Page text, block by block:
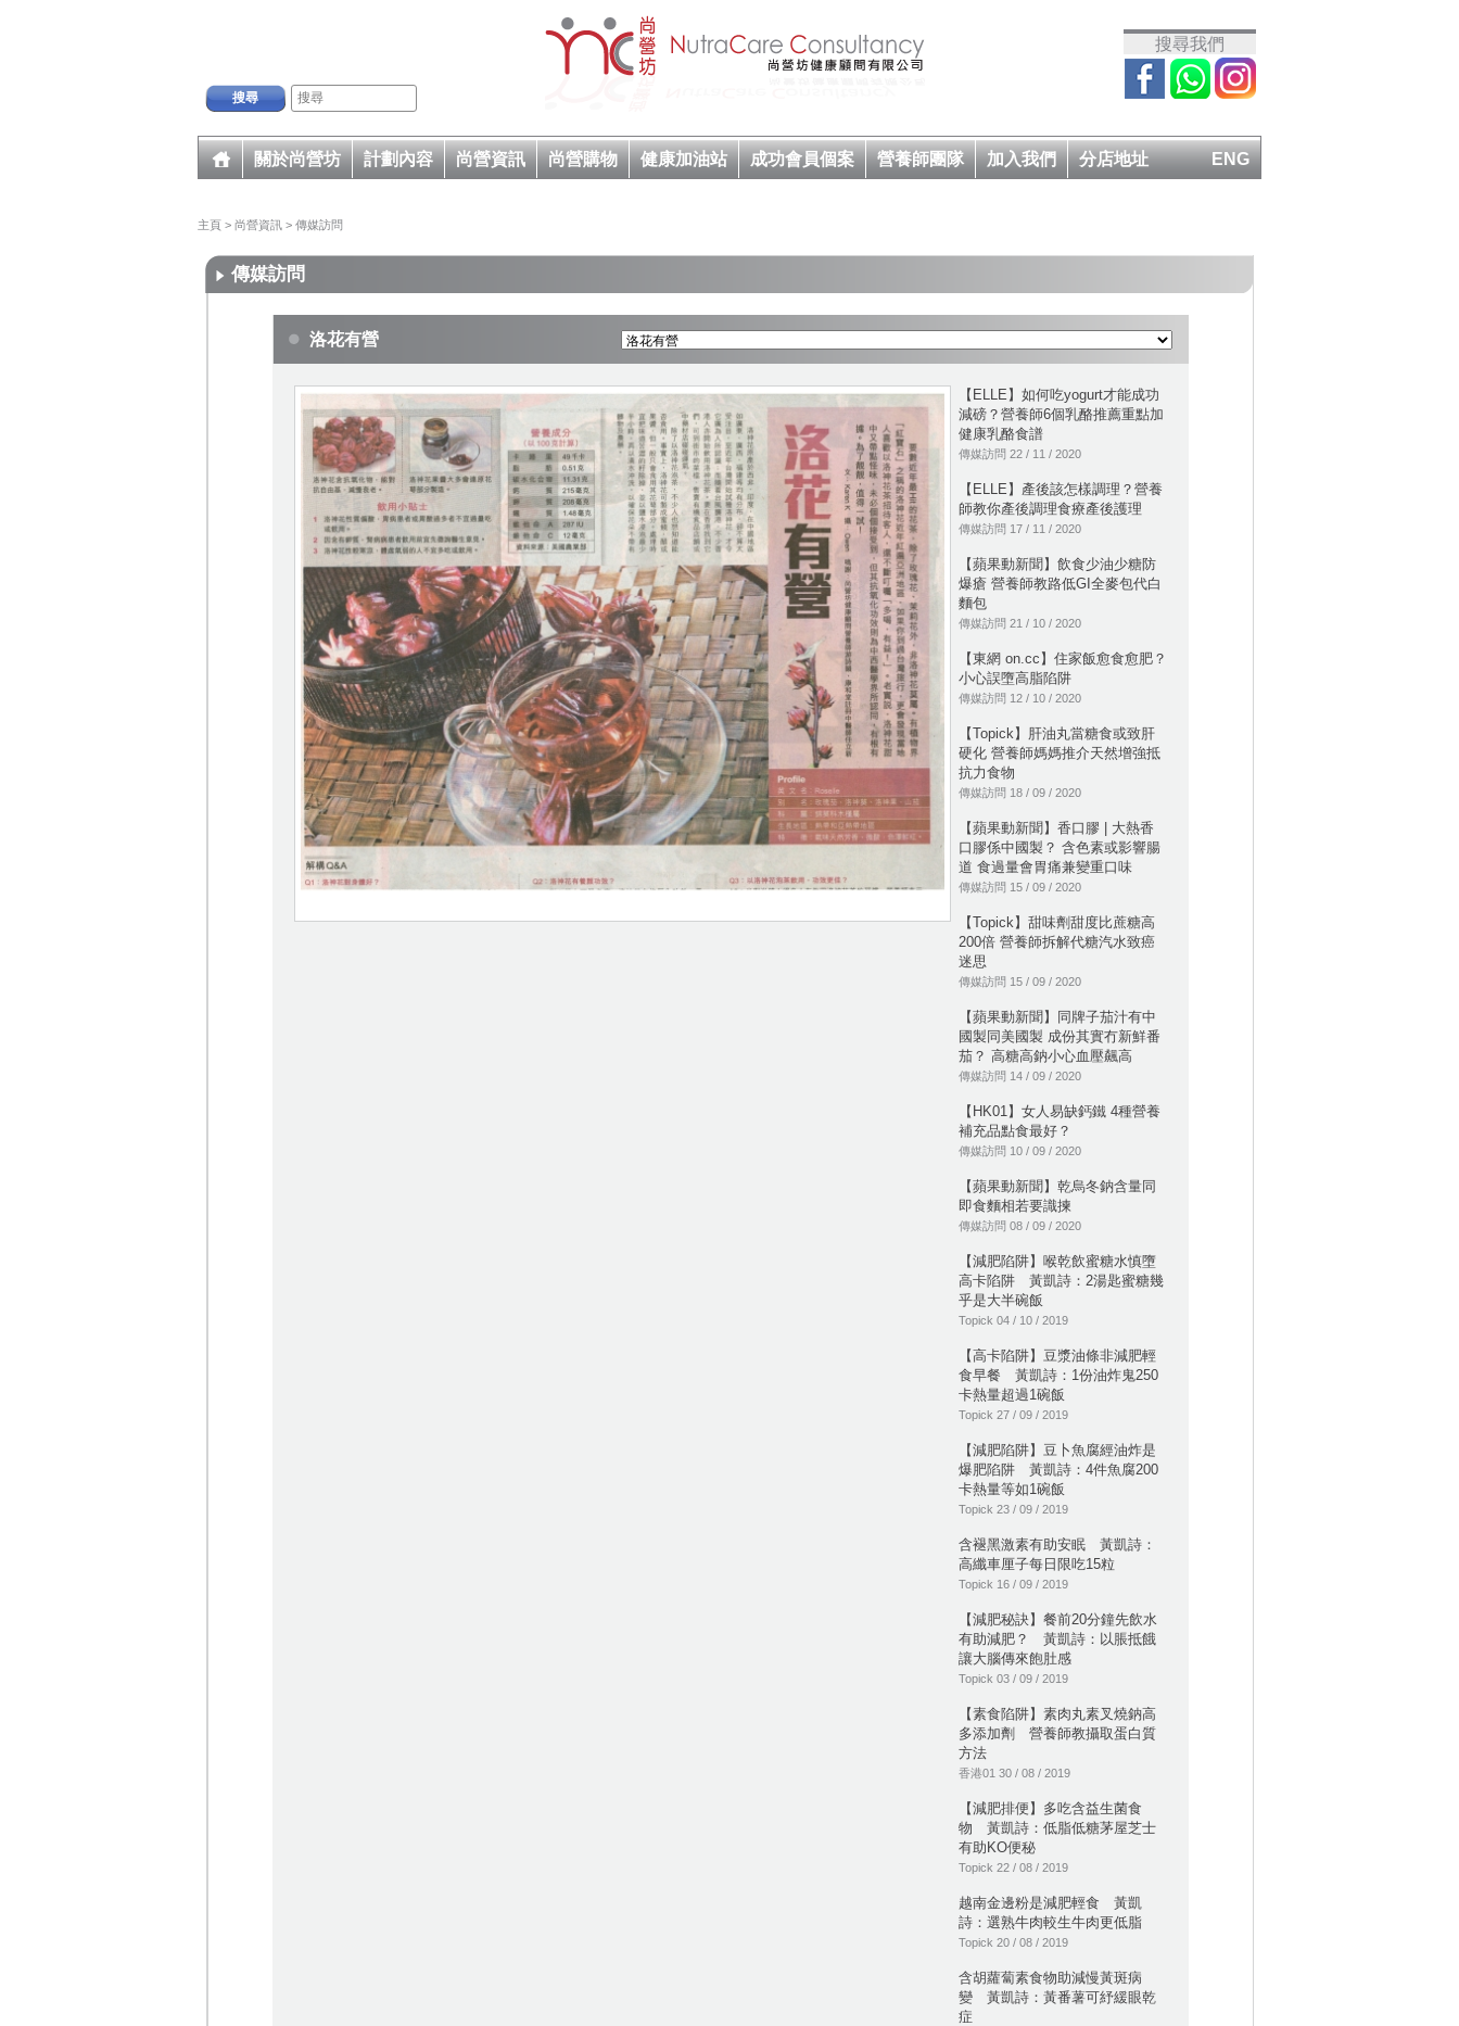
搜尋
搜尋我們
關於尚營坊 計劃內容 尚營資訊 尚營購物 健康加油站 成功會員個案 營養師團隊 加入我們 分店地址 ENG
主頁 > 尚營資訊 > 傳媒訪問
傳媒訪問
洛花有營
【ELLE】如何吃yogurt才能成功
減磅？營養師6個乳酪推薦重點加
健康乳酪食譜
傳媒訪問 22 / 11 / 2020
【ELLE】產後該怎樣調理？營養
師教你產後調理食療產後護理
傳媒訪問 17 / 11 / 2020
【蘋果動新聞】飲食少油少糖防
爆瘡 營養師教路低GI全麥包代白
麵包
傳媒訪問 21 / 10 / 2020
【東網 on.cc】住家飯愈食愈肥？
小心誤墮高脂陷阱
傳媒訪問 12 / 10 / 2020
【Topick】肝油丸當糖食或致肝
硬化 營養師媽媽推介天然增強抵
抗力食物
傳媒訪問 18 / 09 / 2020
【蘋果動新聞】香口膠 | 大熱香
口膠係中國製？ 含色素或影響腸
道 食過量會胃痛兼變重口味
傳媒訪問 15 / 09 / 2020
【Topick】甜味劑甜度比蔗糖高
200倍 營養師拆解代糖汽水致癌
迷思
傳媒訪問 15 / 09 / 2020
【蘋果動新聞】同牌子茄汁有中
國製同美國製 成份其實冇新鮮番
茄？ 高糖高鈉小心血壓飆高
傳媒訪問 14 / 09 / 2020
【HK01】女人易缺鈣鐵 4種營養
補充品點食最好？
傳媒訪問 10 / 09 / 2020
【蘋果動新聞】乾烏冬鈉含量同
即食麵相若要識揀
傳媒訪問 08 / 09 / 2020
【減肥陷阱】喉乾飲蜜糖水慎墮
高卡陷阱 黃凱詩：2湯匙蜜糖幾
乎是大半碗飯
Topick 04 / 10 / 2019
【高卡陷阱】豆漿油條非減肥輕
食早餐 黃凱詩：1份油炸鬼250
卡熱量超過1碗飯
Topick 27 / 09 / 2019
【減肥陷阱】豆卜魚腐經油炸是
爆肥陷阱 黃凱詩：4件魚腐200
卡熱量等如1碗飯
Topick 23 / 09 / 2019
含褪黑激素有助安眠 黃凱詩：
高纖車厘子每日限吃15粒
Topick 16 / 09 / 2019
【減肥秘訣】餐前20分鐘先飲水
有助減肥？ 黃凱詩：以脹抵餓
讓大腦傳來飽肚感
Topick 03 / 09 / 2019
【素食陷阱】素肉丸素叉燒鈉高
多添加劑 營養師教攝取蛋白質
方法
香港01 30 / 08 / 2019
【減肥排便】多吃含益生菌食
物 黃凱詩：低脂低糖茅屋芝士
有助KO便秘
Topick 22 / 08 / 2019
越南金邊粉是減肥輕食 黃凱
詩：選熟牛肉較生牛肉更低脂
Topick 20 / 08 / 2019
含胡蘿蔔素食物助減慢黃斑病
變 黃凱詩：黃番薯可紓緩眼乾
症